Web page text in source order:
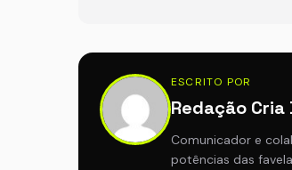
ESCRITO POR
Redação Cria
Comunicador e
potências das